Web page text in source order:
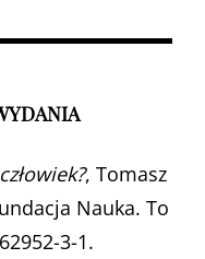
, Tomasz
Nauka. To
3-1.